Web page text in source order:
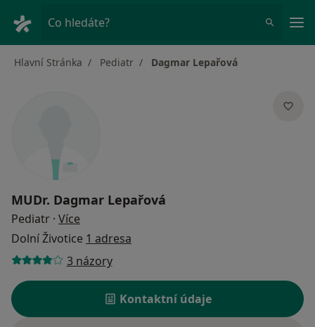
Co hledáte?
Hlavní Stránka Pediatr Dagmar Lepařová
MUDr. Dagmar Lepařová
Pediatr · Více
Dolní Životice 1 adresa
3 názory
Kontaktní údaje